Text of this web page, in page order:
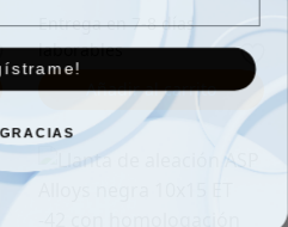
Añadir al carrito